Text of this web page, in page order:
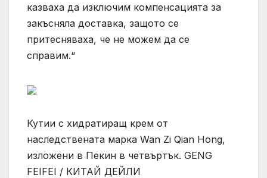
казваха да изключим компенсацията за
закъсняла доставка, защото се
притесняваха, че не можем да се
справим.“
Кутии с хидратиращ крем от
наследствената марка Wan Zi Qian Hong,
изложени в Пекин в четвъртък. GENG
FEIFEI / КИТАЙ ДЕЙЛИ